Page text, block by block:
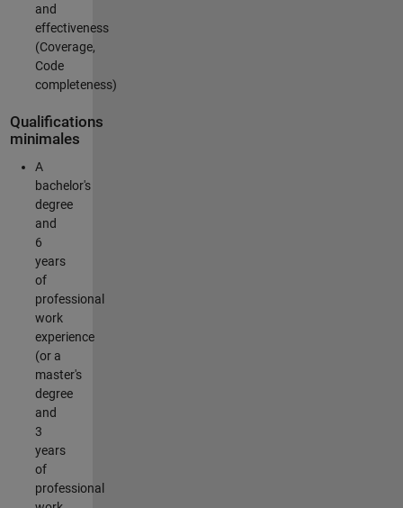
and
effectiveness
(Coverage,
Code
completeness)
Qualifications
minimales
A
bachelor's
degree
and
6
years
of
professional
work
experience
(or a
master's
degree
and
3
years
of
professional